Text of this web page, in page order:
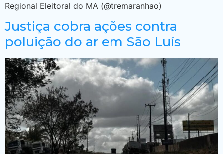
Regional Eleitoral do MA (@tremaranhao)
Justiça cobra ações contra
poluição do ar em São Luís